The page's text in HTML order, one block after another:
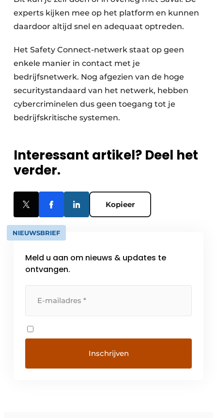
experts kijken mee op het platform en kunnen
daardoor altijd snel en adequaat optreden.
Het Safety Connect-netwerk staat op geen
enkele manier in contact met je
bedrijfsnetwerk. Nog afgezien van de hoge
securitystandaard van het netwerk, hebben
cybercriminelen dus geen toegang tot je
bedrijfs­kritische systemen.
Interessant artikel? Deel het
verder.
Kopieer
NIEUWSBRIEF
Meld u aan om nieuws & updates te
ontvangen.